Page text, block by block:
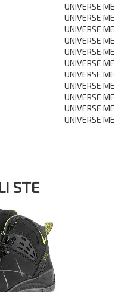
UNIVERSE
UNIVERSE
UNIVERSE
UNIVERSE
UNIVERSE
UNIVERSE
UNIVERSE
UNIVERSE
UNIVERSE
UNIVERSE
UNIVERSE
STE